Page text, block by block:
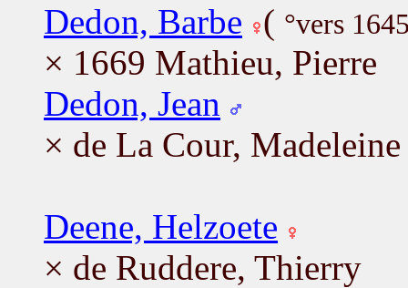
Dedon, Barbe ( °vers
× 1669 Mathieu, Pierre
Dedon, Jean
× de La Cour, Madeleine
Deene, Helzoete
× de Ruddere, Thierry